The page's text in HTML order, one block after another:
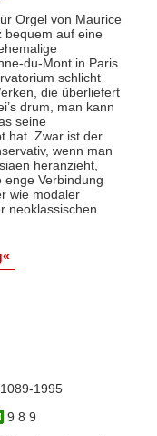
Orgel von Maurice
bequem auf eine
du-Mont in Paris
schlicht
die überliefert
drum, man kann
seine
hat. Zwar ist der
wenn man
heranzieht,
enge Verbindung
wie modaler
neoklassischen
1995
9 8 9